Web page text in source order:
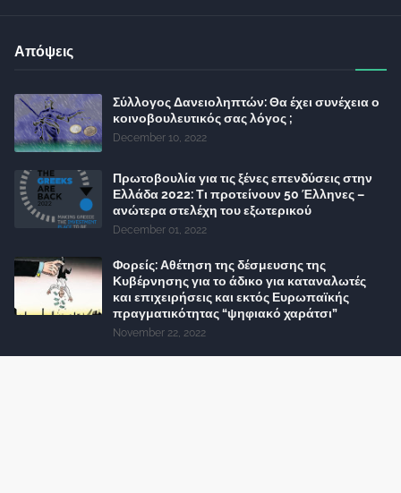
Απόψεις
Σύλλογος Δανειοληπτών: Θα έχει συνέχεια ο
κοινοβουλευτικός σας λόγος ;
December 10, 2022
Πρωτοβουλία για τις ξένες επενδύσεις στην
Ελλάδα 2022: Τι προτείνουν 50 Έλληνες –
ανώτερα στελέχη του εξωτερικού
December 01, 2022
Φορείς: Αθέτηση της δέσμευσης της
Κυβέρνησης για το άδικο για καταναλωτές
και επιχειρήσεις και εκτός Ευρωπαϊκής
πραγματικότητας “ψηφιακό χαράτσι”
November 22, 2022